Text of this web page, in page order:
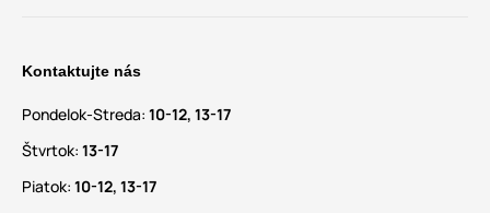
Kontaktujte nás
Pondelok-Streda: 10-12, 13-17
Štvrtok: 13-17
Piatok: 10-12, 13-17